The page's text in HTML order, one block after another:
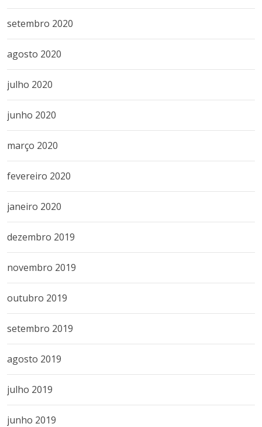
setembro 2020
agosto 2020
julho 2020
junho 2020
março 2020
fevereiro 2020
janeiro 2020
dezembro 2019
novembro 2019
outubro 2019
setembro 2019
agosto 2019
julho 2019
junho 2019